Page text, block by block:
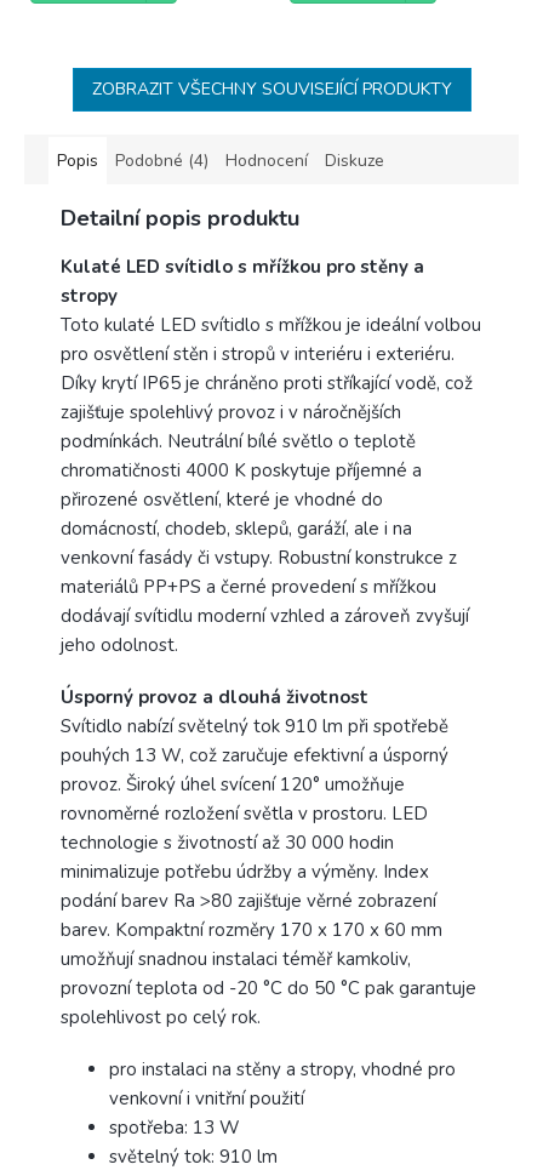
ZOBRAZIT VŠECHNY SOUVISEJÍCÍ PRODUKTY
Popis Podobné (4) Hodnocení Diskuze
Detailní popis produktu
Kulaté LED svítidlo s mřížkou pro stěny a
stropy
Toto kulaté LED svítidlo s mřížkou je ideální volbou
pro osvětlení stěn i stropů v interiéru i exteriéru.
Díky krytí IP65 je chráněno proti stříkající vodě, což
zajišťuje spolehlivý provoz i v náročnějších
podmínkách. Neutrální bílé světlo o teplotě
chromatičnosti 4000 K poskytuje příjemné a
přirozené osvětlení, které je vhodné do
domácností, chodeb, sklepů, garáží, ale i na
venkovní fasády či vstupy. Robustní konstrukce z
materiálů PP+PS a černé provedení s mřížkou
dodávají svítidlu moderní vzhled a zároveň zvyšují
jeho odolnost.
Úsporný provoz a dlouhá životnost
Svítidlo nabízí světelný tok 910 lm při spotřebě
pouhých 13 W, což zaručuje efektivní a úsporný
provoz. Široký úhel svícení 120° umožňuje
rovnoměrné rozložení světla v prostoru. LED
technologie s životností až 30 000 hodin
minimalizuje potřebu údržby a výměny. Index
podání barev Ra >80 zajišťuje věrné zobrazení
barev. Kompaktní rozměry 170 x 170 x 60 mm
umožňují snadnou instalaci téměř kamkoliv,
provozní teplota od -20 °C do 50 °C pak garantuje
spolehlivost po celý rok.
pro instalaci na stěny a stropy, vhodné pro
venkovní i vnitřní použití
spotřeba: 13 W
světelný tok: 910 lm